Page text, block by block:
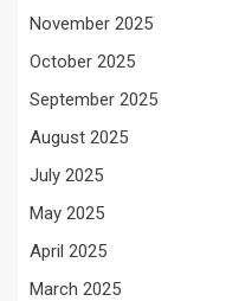
November 2025
October 2025
September 2025
August 2025
July 2025
May 2025
April 2025
March 2025